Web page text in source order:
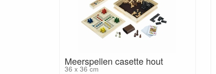
Meerspellen casette hout
36 x 36 cm